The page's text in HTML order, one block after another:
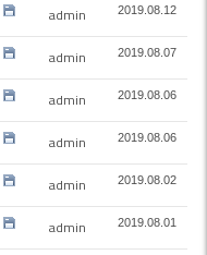
admin 2019.08.12
admin 2019.08.07
admin 2019.08.06
admin 2019.08.06
admin 2019.08.02
admin 2019.08.01